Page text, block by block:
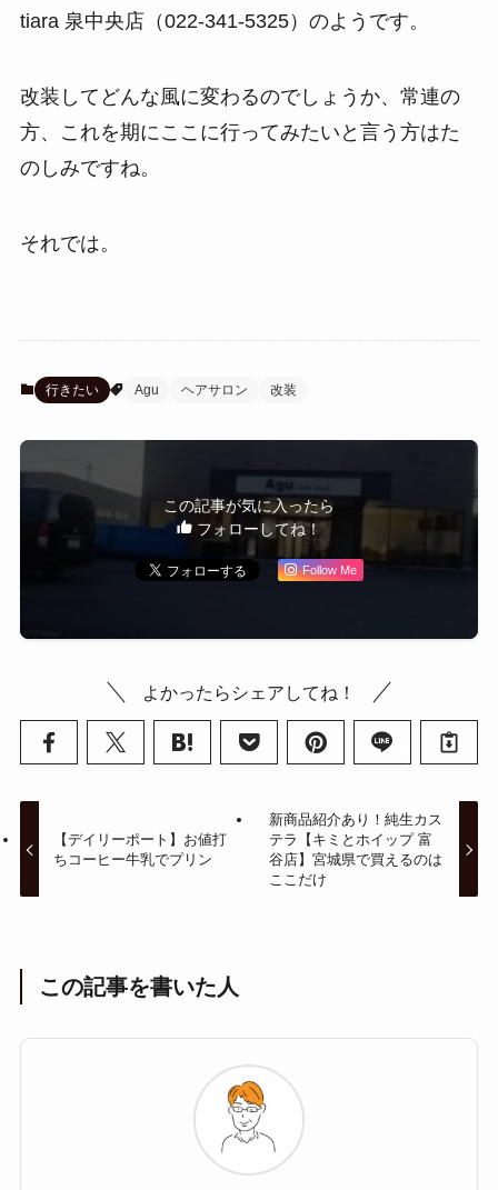
tiara 泉中央店（022-341-5325）のようです。
改装してどんな風に変わるのでしょうか、常連の
方、これを期にここに行ってみたいと言う方はた
のしみですね。
それでは。
行きたい Agu ヘアサロン 改装
この記事が気に入ったら
フォローしてね！
Follow Me
よかったらシェアしてね！
【デイリーポート】お値打
ちコーヒー牛乳でプリン
新商品紹介あり！純生カス
テラ【キミとホイップ 富
谷店】宮城県で買えるのは
ここだけ
この記事を書いた人